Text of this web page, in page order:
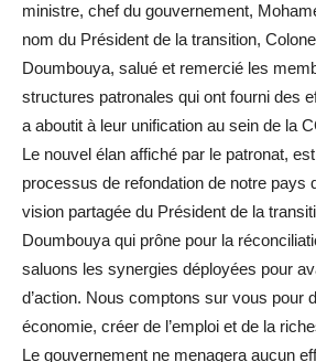
ministre, chef du gouvernement,
nom du Président de la transition,
Doumbouya, salué et remercié les
structures patronales qui ont fourni des
a aboutit à leur unification au sein de la
Le nouvel élan affiché par le patronat,
processus de refondation de notre pays
vision partagée du Président de la
Doumbouya qui prône pour la
saluons les synergies déployées pour
d’action. Nous comptons sur vous pour
économie, créer de l’emploi et de la
Le gouvernement ne menagera aucun